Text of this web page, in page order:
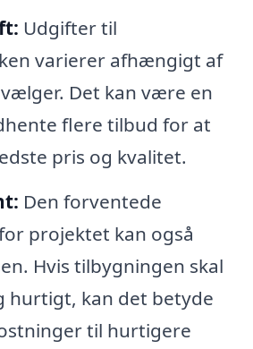
Udgifter til
varierer afhængigt af
Det kan være en
flere tilbud for at
pris og kvalitet.
Den forventede
projektet kan også
Hvis tilbygningen skal
kan det betyde
til hurtigere